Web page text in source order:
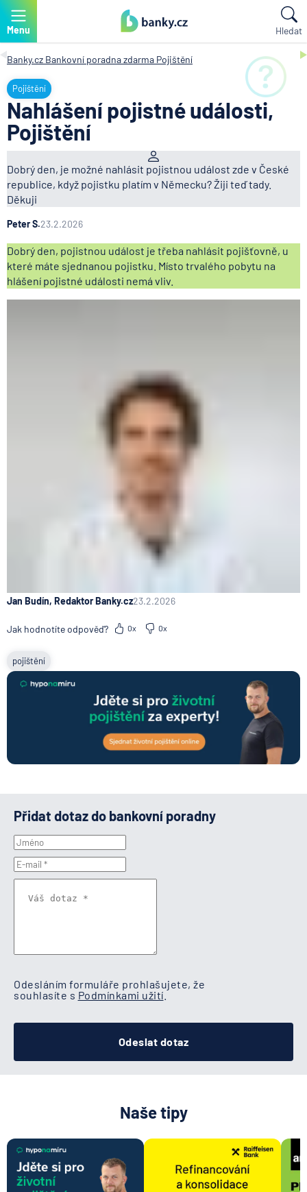
Menu Hledat
Banky.cz Bankovní poradna zdarma Pojištění
Pojištění
Nahlášení pojistné události,
Pojištění
Dobrý den, je možné nahlásit pojistnou událost zde v České
republice, když pojistku platím v Německu? Žiji teď tady.
Děkuji
Peter S.23.2.2026
Dobrý den, pojistnou událost je třeba nahlásit pojišťovně, u
které máte sjednanou pojistku. Místo trvalého pobytu na
hlášení pojistné události nemá vliv.
Jan Budín, Redaktor Banky.cz23.2.2026
Jak hodnotíte odpověď? 0x 0x
pojištění
Přidat dotaz do bankovní poradny
Odesláním formuláře prohlašujete, že
souhlasíte s Podmínkami užití
Odeslat dotaz
Naše tipy